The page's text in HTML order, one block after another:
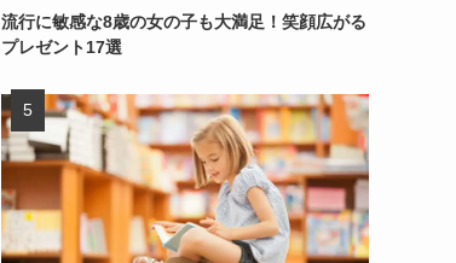
流行に敏感な8歳の女の子も大満足！笑顔広がる
プレゼント17選